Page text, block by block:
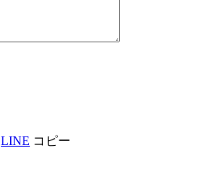
LINE コピー